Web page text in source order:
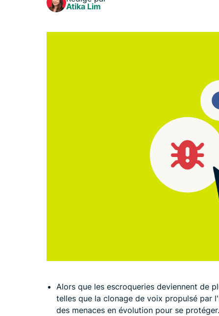
Atika Lim
Alors que les escroqueries deviennent de
telles que la clonage de voix propulsé par
des menaces en évolution pour se protéger.